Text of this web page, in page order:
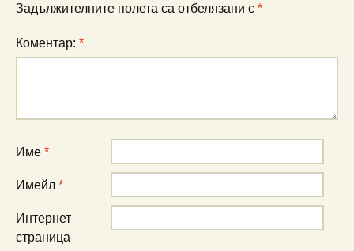
Задължителните полета са отбелязани с *
Коментар: *
Име *
Имейл *
Интернет
страница